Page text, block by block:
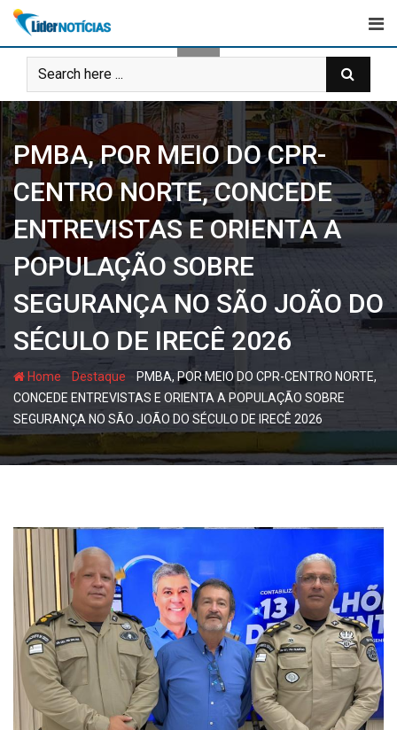
Skip
content
PMBA, POR MEIO DO CPR-
CENTRO NORTE, CONCEDE
ENTREVISTAS E ORIENTA A
POPULAÇÃO SOBRE
SEGURANÇA NO SÃO JOÃO DO
SÉCULO DE IRECÊ 2026
Home - Destaque - PMBA, POR MEIO DO CPR-CENTRO NORTE,
CONCEDE ENTREVISTAS E ORIENTA A POPULAÇÃO SOBRE
SEGURANÇA NO SÃO JOÃO DO SÉCULO DE IRECÊ 2026